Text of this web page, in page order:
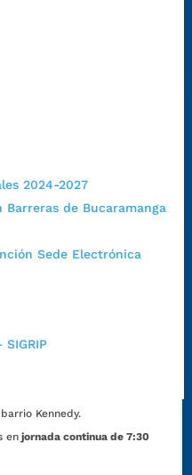
2024-2027
de Bucaramanga
Sede Electrónica
Santander,
Bucaramanga, Santander,
68001.
continua en el horario de
de descanso al medio día.
y de 1:00 p.m. a 5:30 p.m.
Jornada Continua con
Kennedy.
en jornada continua de 7:30